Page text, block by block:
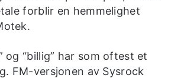
forblir en hemmelighet
og “billig” har som oftest et
FM-versjonen av Sysrock